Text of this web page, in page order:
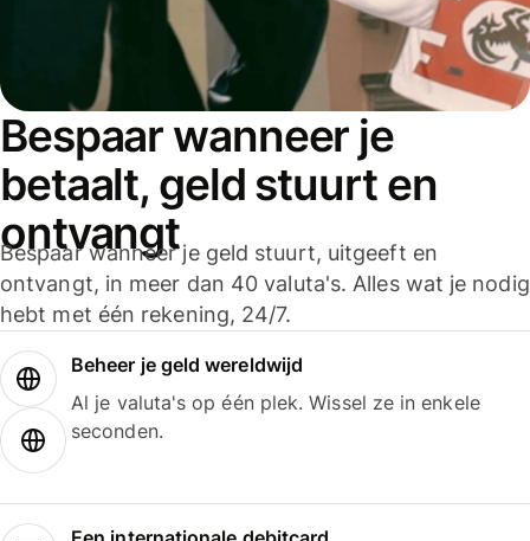
Bespaar wanneer je
betaalt, geld stuurt en
ontvangt
Bespaar wanneer je geld stuurt, uitgeeft en
ontvangt, in meer dan 40 valuta's. Alles wat je nodig
hebt met één rekening, 24/7.
Beheer je geld wereldwijd
Al je valuta's op één plek. Wissel ze in enkele
seconden.